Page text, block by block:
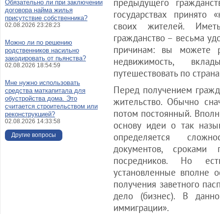
предыдущего
государствах принято
своих жителей.
гражданство – весьма
причинам: вы можете
недвижимость,
путешествовать по
Перед получением
жительство. Обычно
потом постоянный.
основу идеи о так
определяется
документов, сроками
посредников. Но
установленные вполне
получения заветного
дело (бизнес). В
иммиграции».
Обязательно ли при заключении
договора найма жилья
присутствие собственника?
02.08.2026 23:28:23
Можно ли по решению
родственников насильно
закодировать от пьянства?
02.08.2026 18:54:59
Мне нужно использовать
средства маткапитала для
обустройства дома. Это
считается строительством или
реконструкцией?
02.08.2026 14:33:58
Другие вопросы